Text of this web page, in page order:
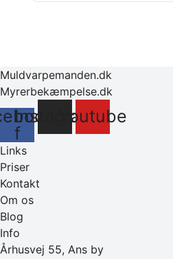
Muldvarpemanden.dk
Myrerbekæmpelse.dk
f
InstagramYoutube
Links
Priser
Kontakt
Om os
Blog
Info
Århusvej 55, Ans by